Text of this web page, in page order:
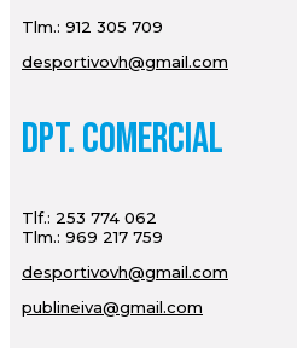
Tlm.: 912 305 709
desportivovh@gmail.com
Dpt. Comercial
Tlf.: 253 774 062
Tlm.: 969 217 759
desportivovh@gmail.com
publineiva@gmail.com